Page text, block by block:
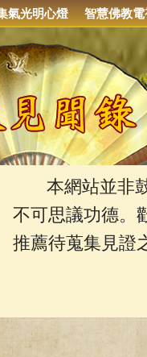
氣光明心燈 智慧佛教電
本網站並非鼓
不可思議功德。
推薦待蒐集見證